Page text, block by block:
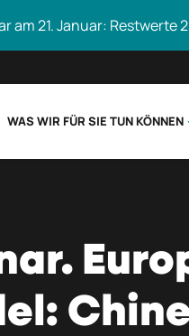
am 21. Januar: Restwerte
WAS WIR FÜR SIE TUN KÖNNEN